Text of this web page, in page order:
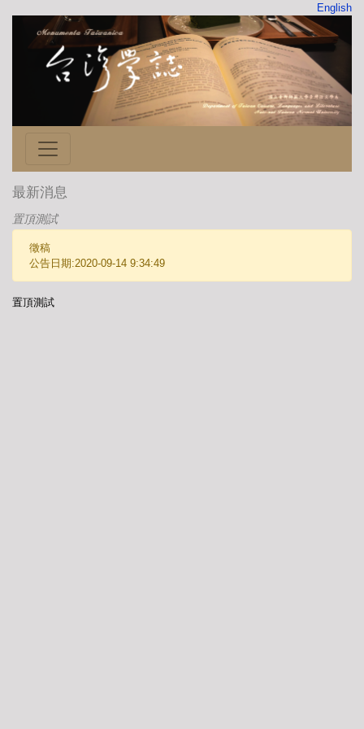
English
最新消息
置頂測試
徵稿
公告日期:2020-09-14 9:34:49
置頂測試